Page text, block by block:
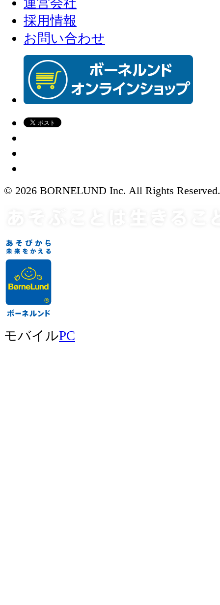
運営会社
採用情報
お問い合わせ
© 2026 BORNELUND Inc. All Rights Reserved.
モバイルPC